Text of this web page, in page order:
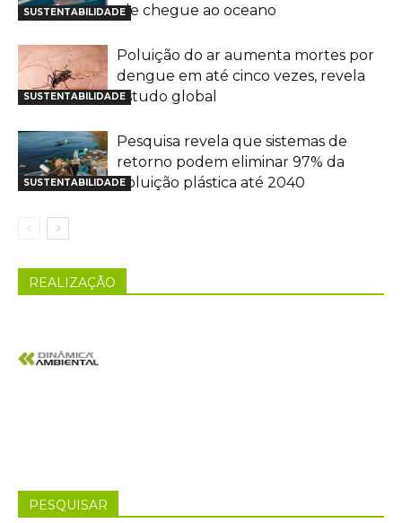
SUSTENTABILIDADEele chegue ao oceano
SUSTENTABILIDADE
Poluição do ar aumenta mortes por
dengue em até cinco vezes, revela
estudo global
SUSTENTABILIDADE
Pesquisa revela que sistemas de
retorno podem eliminar 97% da
poluição plástica até 2040
REALIZAÇÃO
PESQUISAR